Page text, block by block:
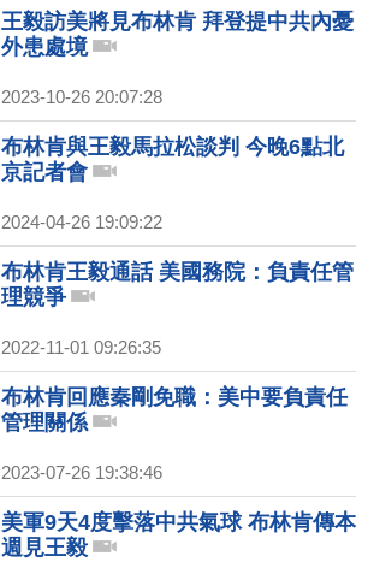
王毅訪美將見布林肯 拜登提中共內憂
外患處境
2023-10-26 20:07:28
布林肯與王毅馬拉松談判 今晚6點北
京記者會
2024-04-26 19:09:22
布林肯王毅通話 美國務院：負責任管
理競爭
2022-11-01 09:26:35
布林肯回應秦剛免職：美中要負責任
管理關係
2023-07-26 19:38:46
美軍9天4度擊落中共氣球 布林肯傳本
週見王毅